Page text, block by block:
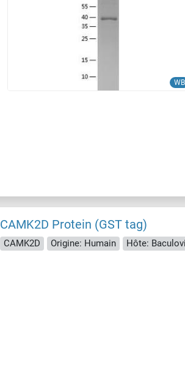
WB
CAMK2D Protein (GST tag)
CAMK2D Origine: Humain Hôte: